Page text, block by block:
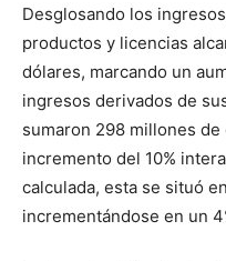
Desglosando los
productos y licencias
dólares, marcando un
ingresos derivados de
sumaron 298 millones
incremento del 10%
calculada, esta se situó
incrementándose en un